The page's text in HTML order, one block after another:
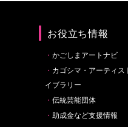
お役立ち情報
かごしまアートナビ
カゴシマ・アーティス
イブラリー
伝統芸能団体
助成金など支援情報